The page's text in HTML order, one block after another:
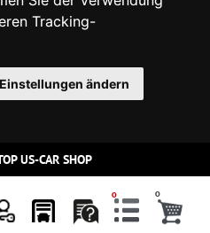
Tracking-
Einstellungen ändern
US-CAR SHOP